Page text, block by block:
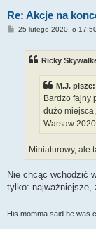
Re: Akcje na
P25 lutego 2020, o
Ricky
M.J. pisze:
Bardzo fajny
dużo
Warsaw
Miniaturowy, ale
Nie chcąc wchodzić
tylko: najważniejsze,
His momma said he was